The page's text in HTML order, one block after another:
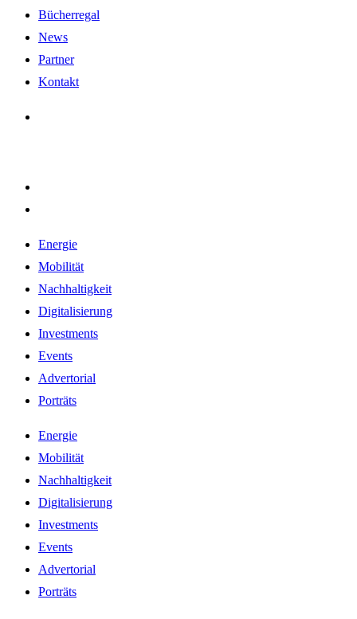
Bücherregal
News
Partner
Kontakt
Energie
Mobilität
Nachhaltigkeit
Digitalisierung
Investments
Events
Advertorial
Porträts
Energie
Mobilität
Nachhaltigkeit
Digitalisierung
Investments
Events
Advertorial
Porträts